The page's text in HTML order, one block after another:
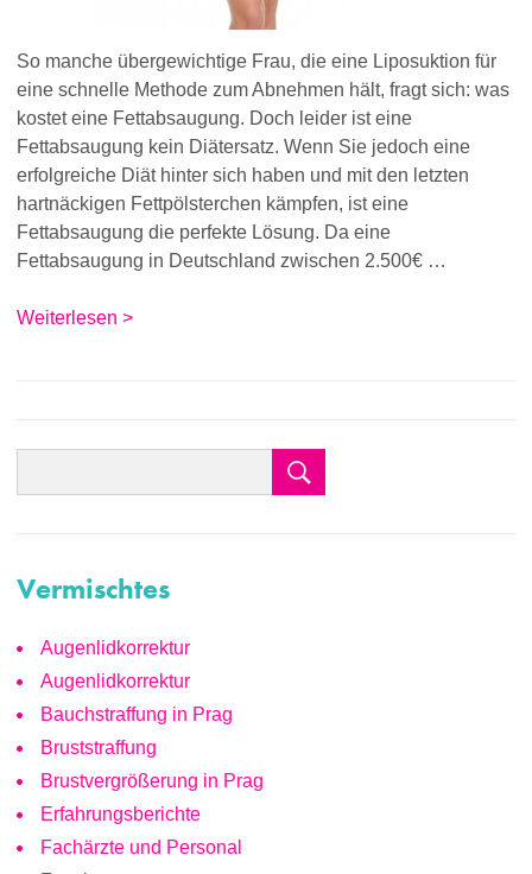
So manche übergewichtige Frau, die eine Liposuktion für
eine schnelle Methode zum Abnehmen hält, fragt sich: was
kostet eine Fettabsaugung. Doch leider ist eine
Fettabsaugung kein Diätersatz. Wenn Sie jedoch eine
erfolgreiche Diät hinter sich haben und mit den letzten
hartnäckigen Fettpölsterchen kämpfen, ist eine
Fettabsaugung die perfekte Lösung. Da eine
Fettabsaugung in Deutschland zwischen 2.500€ …
Weiterlesen >
Vermischtes
Augenlidkorrektur
Augenlidkorrektur
Bauchstraffung in Prag
Bruststraffung
Brustvergrößerung in Prag
Erfahrungsberichte
Fachärzte und Personal